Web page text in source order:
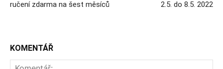
ručení zdarma na šest měsíců
2.5. do 8.5. 2022
KOMENTÁŘ